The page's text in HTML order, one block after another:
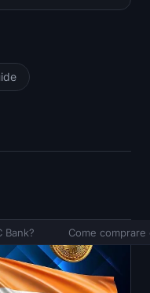
Bank? Come comprare